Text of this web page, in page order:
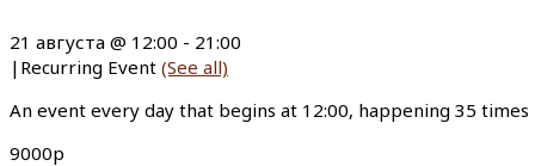
21 августа @ 12:00 - 21:00
| Recurring Event (See all)
An event every day that begins at 12:00, happening 35 times
9000р